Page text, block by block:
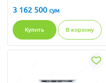
3 162 500 сум
Купить В корзину